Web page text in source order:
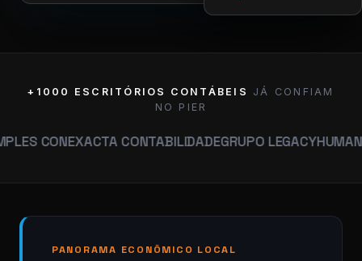
+1000 ESCRITÓRIOS CONTÁBEIS
JÁ CONFIAM
NO PIER
EXACTA CONTABILIDADEGRUPO LEGACYHUMANA
PANORAMA ECONÔMICO LOCAL